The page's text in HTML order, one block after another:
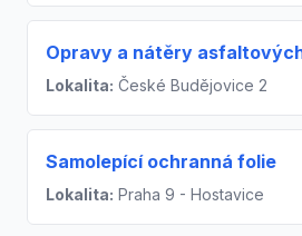
Opravy a nátěry
Lokalita: České Budějovice 2
Samolepící ochranná folie
Lokalita: Praha 9 - Hostavice